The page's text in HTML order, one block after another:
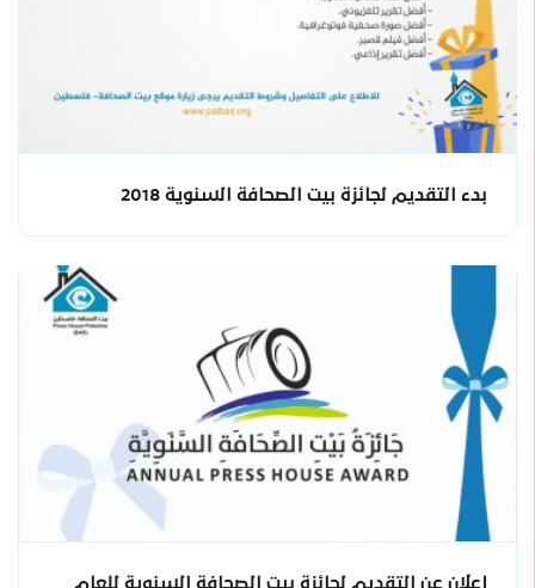
بدء التقديم لجائزة بيت الصحافة السنوية 2018
إعلان عن التقديم لجائزة بيت الصحافة السنوية للعام